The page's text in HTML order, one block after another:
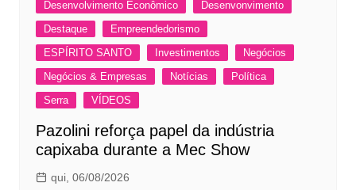
Desenvolvimento Econômico
Desenvonvimento
Destaque
Empreendedorismo
ESPÍRITO SANTO
Investimentos
Negócios
Negócios & Empresas
Notícias
Política
Serra
VÍDEOS
Pazolini reforça papel da indústria
capixaba durante a Mec Show
qui, 06/08/2026